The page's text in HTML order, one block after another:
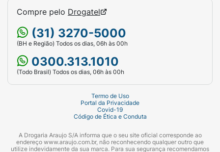
Compre pelo Drogatel
(31) 3270-5000
(BH e Região) Todos os dias, 06h às 00h
0300.313.1010
(Todo Brasil) Todos os dias, 06h às 00h
Termo de Uso
Portal da Privacidade
Covid-19
Código de Ética e Conduta
A Drogaria Araujo S/A informa que o seu site oficial corresponde ao
endereço www.araujo.com.br, não reconhecendo qualquer outro que
utilize indevidamente da sua marca. Para sua segurança recomendamos